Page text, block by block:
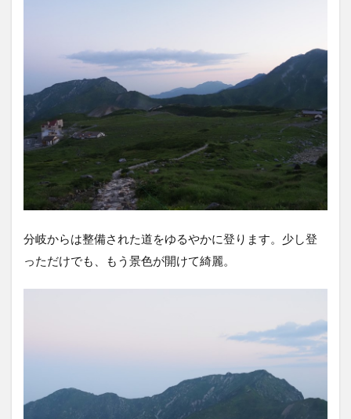
分岐からは整備された道をゆるやかに登ります。少し登
っただけでも、もう景色が開けて綺麗。